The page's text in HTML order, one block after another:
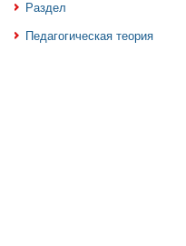
Раздел
Педагогическая теория